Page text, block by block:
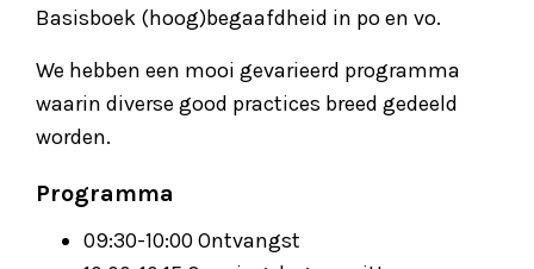
Basisboek (hoog)begaafdheid in po en vo.
We hebben een mooi gevarieerd programma
waarin diverse good practices breed gedeeld
worden.
Programma
09:30-10:00 Ontvangst